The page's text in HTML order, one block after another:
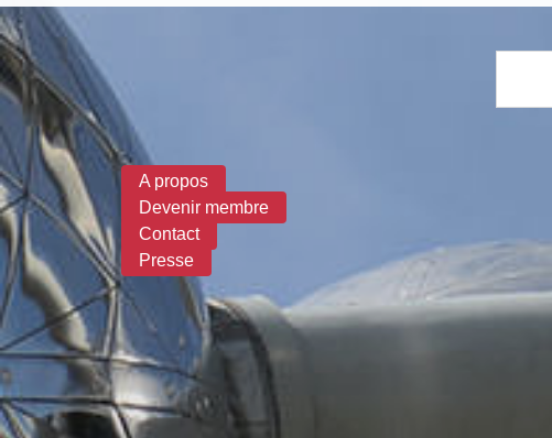
A propos
Devenir membre
Contact
Presse